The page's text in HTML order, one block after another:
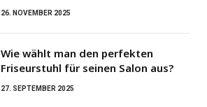
26. NOVEMBER 2025
Wie wählt man den perfekten
Friseurstuhl für seinen Salon aus?
27. SEPTEMBER 2025